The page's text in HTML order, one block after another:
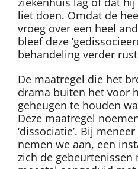
liet doen. Omdat de
vroeg over een heel
bleef deze
behandeling verder
De maatregel die het
drama buiten het voor
geheugen te houden
Deze maatregel
‘dissociatie’. Bij
nemen we aan, een
zich de gebeurtenissen